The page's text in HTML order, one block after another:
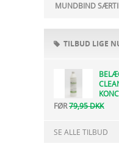
MUNDBIND
TILBUD LIGE
FØR79,95 DKK
SE ALLE TILBUD